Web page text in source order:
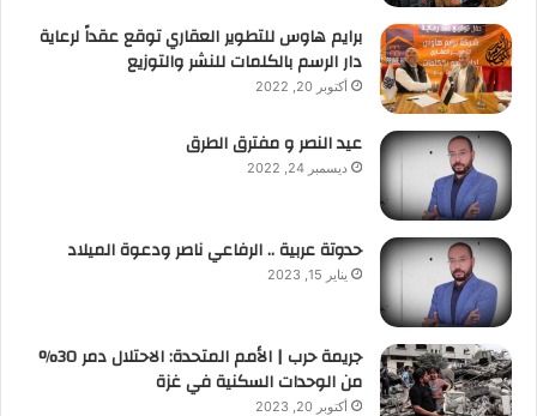
برايم هاوس للتطوير العقاري توقع عقداً لرعاية
دار الرسم بالكلمات للنشر والتوزيع
أكتوبر 20, 2022
عيد النصر و مفترق الطرق
ديسمبر 24, 2022
حدوتة عربية .. الرفاعي ناصر ودعوة الميلاد
يناير 15, 2023
جريمة حرب | الأمم المتحدة: الاحتلال دمر 30%
من الوحدات السكنية في غزة
أكتوبر 20, 2023